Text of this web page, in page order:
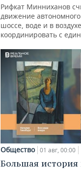
Рифкат Минниханов
движение
шоссе, воде и в
координировать с
Общество 01 авг, 00:00
Большая